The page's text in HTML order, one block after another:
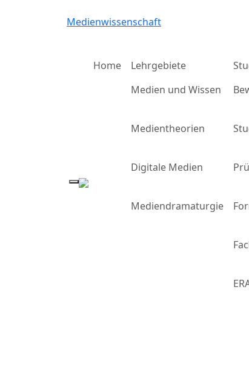
Medienwissenschaft
Home
Lehrgebiete
Medien und Wissen
Medientheorien
Digitale Medien
Mediendramaturgie